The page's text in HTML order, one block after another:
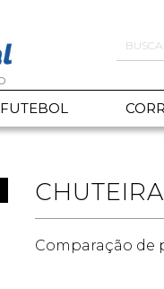
FUTEBOL
Comparação de